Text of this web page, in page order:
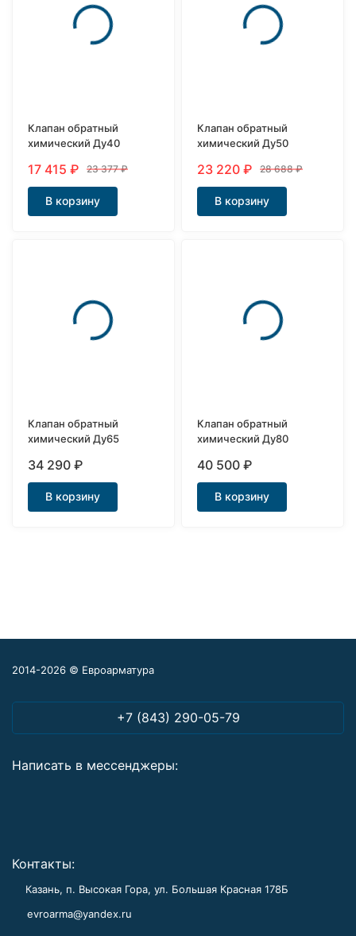
Клапан обратный
химический Ду40
17 415₽ 23 377₽
В корзину
Клапан обратный
химический Ду50
23 220₽ 28 688₽
В корзину
Клапан обратный
химический Ду65
34 290₽
В корзину
Клапан обратный
химический Ду80
40 500₽
В корзину
2014-2026 © Евроарматура
+7 (843) 290-05-79
Написать в мессенджеры:
Контакты:
Казань, п. Высокая Гора, ул. Большая Красная 178Б
evroarma@yandex.ru